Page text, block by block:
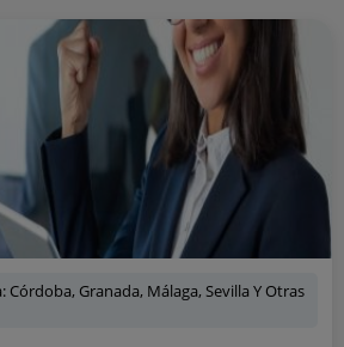
Córdoba, Granada, Málaga, Sevilla Y Otras